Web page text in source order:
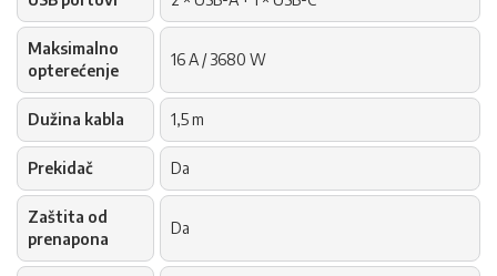
Maksimalno
opterećenje
16 A / 3680 W
Dužina kabla 1,5 m
Prekidač Da
Zaštita od
prenapona
Da